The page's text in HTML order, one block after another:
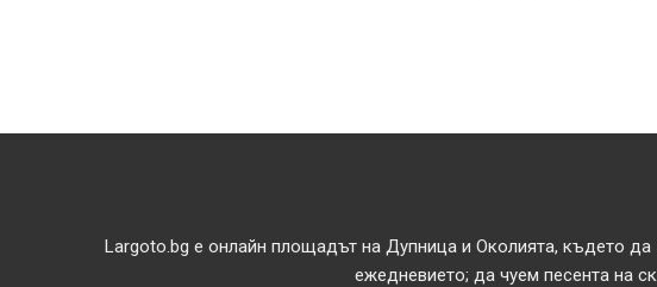
Largoto.bg е онлайн площадът на Дупница и Околията, където
ежедневието; да чуем песента на